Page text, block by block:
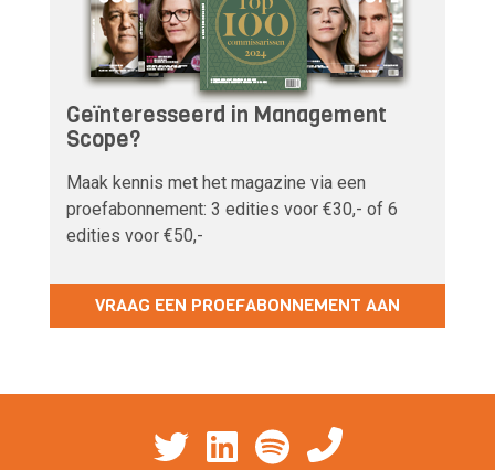
Geïnteresseerd in Management
Scope?
Maak kennis met het magazine via een
proefabonnement: 3 edities voor €30,- of 6
edities voor €50,-
VRAAG EEN PROEFABONNEMENT AAN